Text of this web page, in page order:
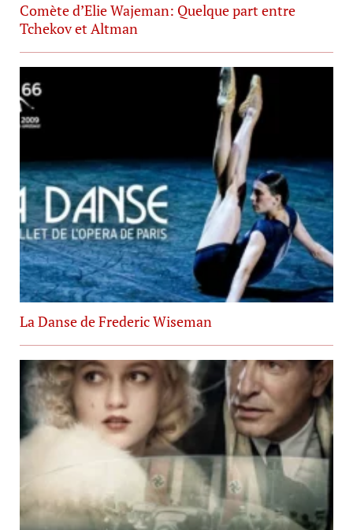
Comète d’Elie Wajeman: Quelque part entre
Tchekov et Altman
La Danse de Frederic Wiseman